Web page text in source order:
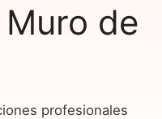
de
profesionales